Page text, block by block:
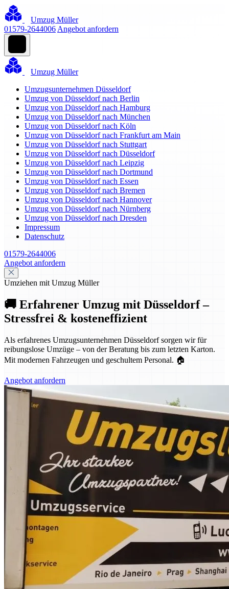
Umzug Müller
01579-2644006 Angebot anfordern
Umzug Müller
Umzugsunternehmen Düsseldorf
Umzug von Düsseldorf nach Berlin
Umzug von Düsseldorf nach Hamburg
Umzug von Düsseldorf nach München
Umzug von Düsseldorf nach Köln
Umzug von Düsseldorf nach Frankfurt am Main
Umzug von Düsseldorf nach Stuttgart
Umzug von Düsseldorf nach Düsseldorf
Umzug von Düsseldorf nach Leipzig
Umzug von Düsseldorf nach Dortmund
Umzug von Düsseldorf nach Essen
Umzug von Düsseldorf nach Bremen
Umzug von Düsseldorf nach Hannover
Umzug von Düsseldorf nach Nürnberg
Umzug von Düsseldorf nach Dresden
Impressum
Datenschutz
01579-2644006
Angebot anfordern
Umziehen mit Umzug Müller
🚚 Erfahrener Umzug mit Düsseldorf –
Stressfrei & kosteneffizient
Als erfahrenes Umzugsunternehmen Düsseldorf sorgen wir für
reibungslose Umzüge – von der Beratung bis zum letzten Karton.
Mit modernen Fahrzeugen und geschultem Personal. 🏠
Angebot anfordern